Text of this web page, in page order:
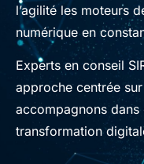
l’agilité les moteurs
numérique en
Experts en conseil
approche centrée
accompagnons
transformation